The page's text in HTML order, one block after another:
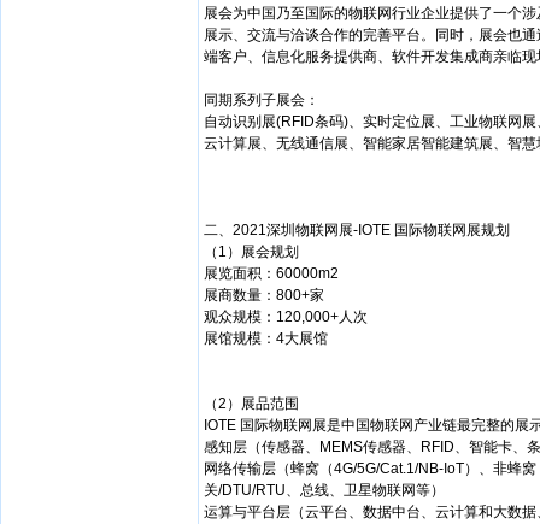
展会为中国乃至国际的物联网行业企业提供了一个
展示、交流与洽谈合作的完善平台。同时，展会也
端客户、信息化服务提供商、软件开发集成商亲临
同期系列子展会：
自动识别展(RFID条码)、实时定位展、工业物联网
云计算展、无线通信展、智能家居智能建筑展、智
二、2021深圳物联网展-IOTE 国际物联网展规划
（1）展会规划
展览面积：60000m2
展商数量：800+家
观众规模：120,000+人次
展馆规模：4大展馆
（2）展品范围
IOTE 国际物联网展是中国物联网产业链最完整的展
感知层（传感器、MEMS传感器、RFID、智能卡、
网络传输层（蜂窝（4G/5G/Cat.1/NB-IoT）、非蜂
关/DTU/RTU、总线、卫星物联网等）
运算与平台层（云平台、数据中台、云计算和大数